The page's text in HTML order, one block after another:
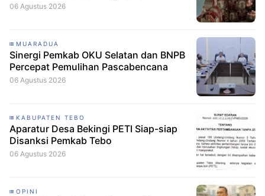
06 Agustus 2026
MUARADUA
Sinergi Pemkab OKU Selatan dan BNPB
Percepat Pemulihan Pascabencana
06 Agustus 2026
KABUPATEN TEBO
Aparatur Desa Bekingi PETI Siap-siap
Disanksi Pemkab Tebo
06 Agustus 2026
OPINI